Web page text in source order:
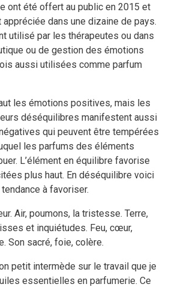
ont été offert au public en 2015 et
dans une dizaine de pays.
utilisé par les thérapeutes ou dans
ou de gestion des émotions
aussi utilisées comme parfum
les émotions positives, mais les
déséquilibres manifestent aussi
qui peuvent être tempérées
les parfums des éléments
L’élément en équilibre favorise
plus haut. En déséquilibre voici
à favoriser.
Air, poumons, la tristesse. Terre,
et inquiétudes. Feu, cœur,
Son sacré, foie, colère.
petit intermède sur le travail que je
essentielles en parfumerie. Ce